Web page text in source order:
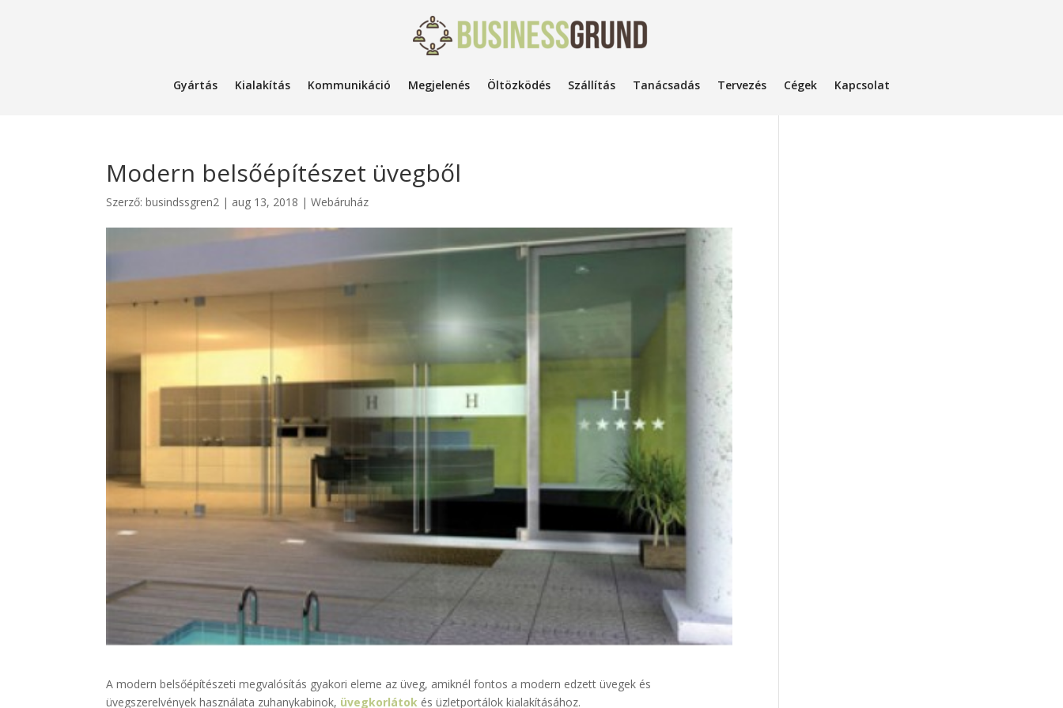
Gyártás Kialakítás Kommunikáció Megjelenés Öltözködés Szállítás Tanácsadás Tervezés Cégek Kapcsolat
Modern belsőépítészet üvegből
Szerző:busindssgren2 | aug 13, 2018 |Webáruház
A modern belsőépítészeti megvalósítás gyakori eleme az üveg, amiknél fontos a modern edzett üvegek és
üvegszerelvények használata zuhanykabinok, üvegkorlátok és üzletportálok kialakításához.